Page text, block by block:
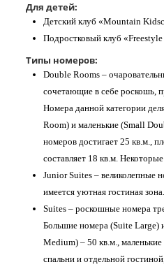
Для детей:
Детский клуб «Mountain
Подростковый клуб
Типы номеров:
Double Rooms –
сочетающие в себе роскошь,
Номера данной категории
Room) и маленькие (Small
номеров достигает 25 кв.м.,
составляет 18 кв.м.
Junior Suites – великолепные
имеется уютная гостиная
Suites – роскошные номера
Большие номера (Suite Large)
Medium) – 50 кв.м.,
спальни и отдельной